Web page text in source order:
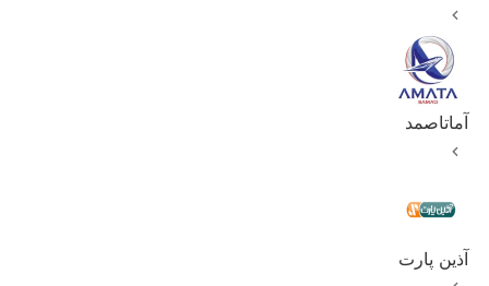
آماتاصمد
آذین پارت